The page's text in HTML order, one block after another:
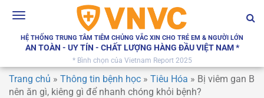
Toggle
HỆ THỐNG TRUNG TÂM TIÊM CHỦNG VẮC XIN CHO TRẺ EM & NGƯỜI LỚN
AN TOÀN - UY TÍN - CHẤT LƯỢNG HÀNG ĐẦU VIỆT NAM *
* Bình chọn của Vietnam Report 2025
Trang chủ » Thông tin bệnh học » Tiêu Hóa » Bị viêm gan B
nên ăn gì, kiêng gì để nhanh chóng khỏi bệnh?